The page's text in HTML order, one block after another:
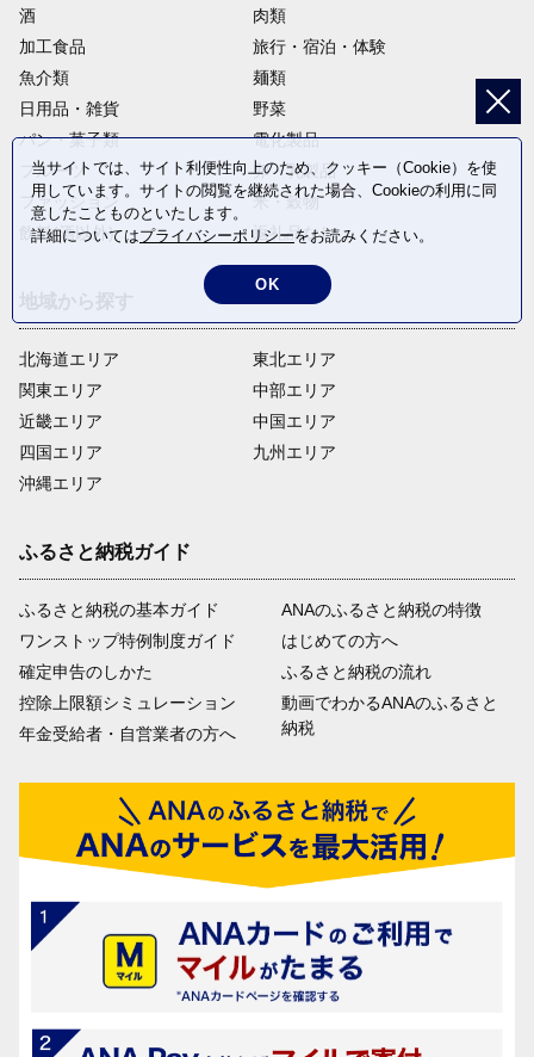
酒
肉類
加工食品
旅行・宿泊・体験
魚介類
麺類
日用品・雑貨
野菜
パン・菓子類
電化製品
フルーツ
卵・乳製品
ファッション
米・穀物
飲料(酒以外)
返礼品なし
北海道エリア
関東エリア
近畿エリア
四国エリア
沖縄エリア
東北エリア
中部エリア
中国エリア
九州エリア
ふるさと納税ガイド
ふるさと納税の基本ガイド
ワンストップ特例制度ガイド
確定申告のしかた
控除上限額シミュレーション
年金受給者・自営業者の方へ
ANAのふるさと納税の特徴
はじめての方へ
ふるさと納税の流れ
動画でわかるANAのふるさと
納税
当サイトでは、サイト利便性向上のため、クッキー（Cookie）を使
用しています。サイトの閲覧を継続された場合、Cookieの利用に同
意したことものといたします。
詳細についてはプライバシーポリシーをお読みください。
OK